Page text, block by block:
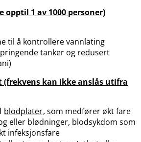
opptil 1 av 1000 personer)
til å kontrollere vannlating
tanker og redusert
(frekvens kan ikke anslås utifra
blodplater, som medfører økt fare
eller blødninger, blodsykdom som
infeksjonsfare